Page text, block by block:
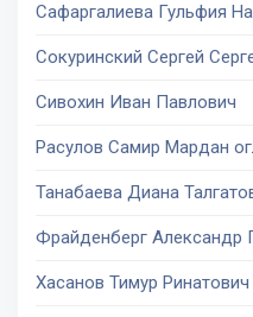
Сафаргалиева Гульфия
Сокуринский Сергей
Сивохин Иван Павлович
Расулов Самир Мардан
Танабаева Диана
Фрайденберг Александр
Хасанов Тимур Ринатович